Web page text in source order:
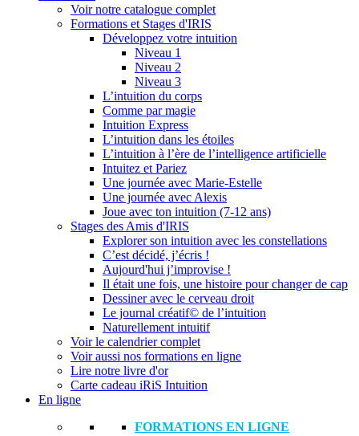
Voir notre catalogue complet
Formations et Stages d'IRIS
Développez votre intuition
Niveau 1
Niveau 2
Niveau 3
L’intuition du corps
Comme par magie
Intuition Express
L’intuition dans les étoiles
L’intuition à l’ère de l’intelligence artificielle
Intuitez et Pariez
Une journée avec Marie-Estelle
Une journée avec Alexis
Joue avec ton intuition (7-12 ans)
Stages des Amis d'IRIS
Explorer son intuition avec les constellations
C’est décidé, j’écris !
Aujourd'hui j’improvise !
Il était une fois, une histoire pour changer de cap
Dessiner avec le cerveau droit
Le journal créatif© de l’intuition
Naturellement intuitif
Voir le calendrier complet
Voir aussi nos formations en ligne
Lire notre livre d'or
Carte cadeau iRiS Intuition
En ligne
FORMATIONS EN LIGNE